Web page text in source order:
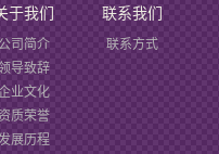
于我们
公司简介
导致辞
业文化
质荣誉
展历程
联系我们
联系方式